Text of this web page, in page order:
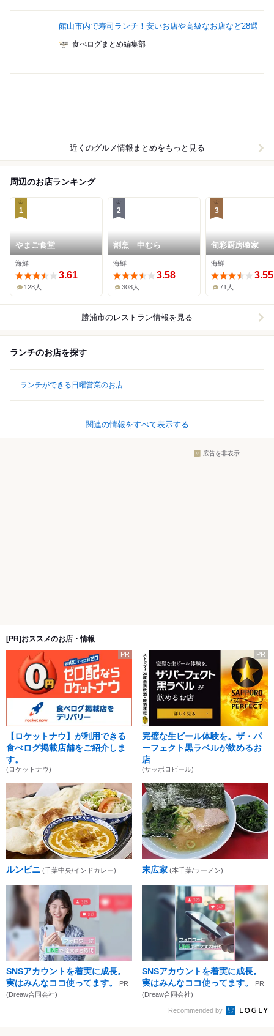
館山市内で寿司ランチ！安いお店や高級なお店など28選
食べログまとめ編集部
近くのグルメ情報まとめをもっと見る
周辺のお店ランキング
1
やまご食堂
海鮮
3.61
128人
2
割烹 中むら
海鮮
3.58
308人
3
旬彩厨房喰家
海鮮
3.55
71人
勝浦市のレストラン情報を見る
ランチのお店を探す
ランチができる日曜営業のお店
関連の情報をすべて表示する
広告を非表示
[PR]おススメのお店・情報
PR
【ロケットナウ】が利用できる
食べログ掲載店舗をご紹介しま
す。
(ロケットナウ)
PR
完璧な生ビール体験を。ザ・パ
ーフェクト黒ラベルが飲めるお
店
(サッポロビール)
ルンビニ (千葉中央/インドカレー) 末広家 (本千葉/ラーメン)
SNSアカウントを着実に成長。
実はみんなココ使ってます。
PR
(Dreaw合同会社)
SNSアカウントを着実に成長。
実はみんなココ使ってます。
PR
(Dreaw合同会社)
Recommended by